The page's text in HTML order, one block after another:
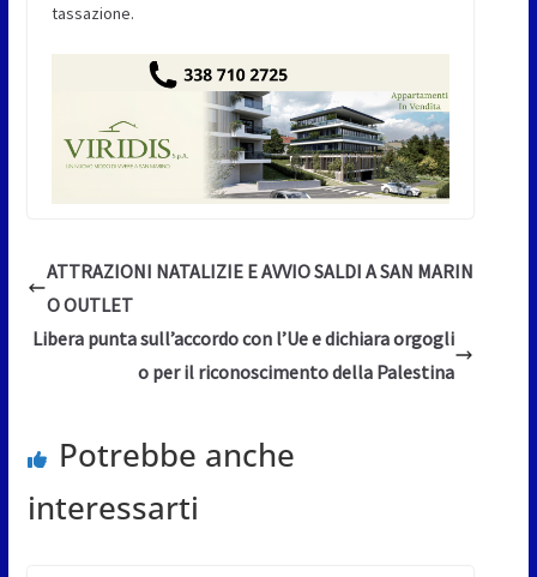
tassazione.
ATTRAZIONI NATALIZIE E AVVIO SALDI A SAN MARIN
O OUTLET
Libera punta sull’accordo con l’Ue e dichiara orgogli
o per il riconoscimento della Palestina
Potrebbe anche
interessarti